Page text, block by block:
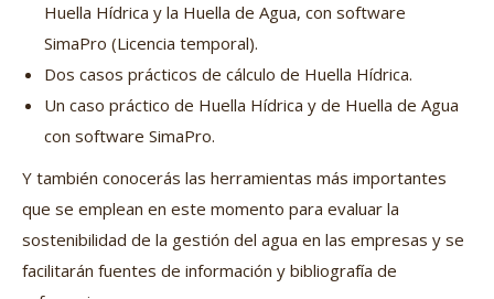
Huella Hídrica y la Huella de Agua, con software
SimaPro (Licencia temporal).
Dos casos prácticos de cálculo de Huella Hídrica.
Un caso práctico de Huella Hídrica y de Huella de Agua
con software SimaPro.
Y también conocerás las herramientas más importantes
que se emplean en este momento para evaluar la
sostenibilidad de la gestión del agua en las empresas y se
facilitarán fuentes de información y bibliografía de